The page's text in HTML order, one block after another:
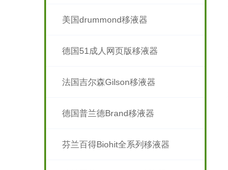
美国drummond移液器
德国51成人网页版移液器
法国吉尔森Gilson移液器
德国普兰德Brand移液器
芬兰百得Biohit全系列移液器